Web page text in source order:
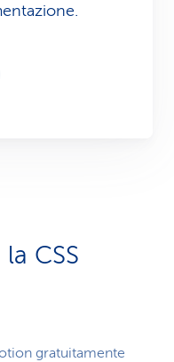
CSS
gratuitamente